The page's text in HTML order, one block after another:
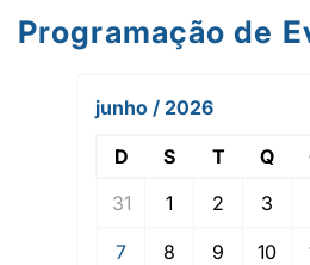
Programação de
junho / 2026
D S T Q
31
1 2 3
7 8 9 10